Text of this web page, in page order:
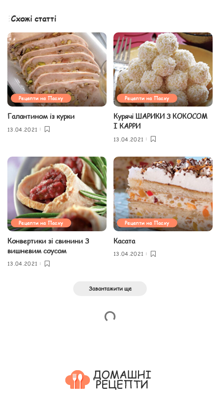
Схожі статті
Рецепти на Пасху
Галантином із курки
13.04.2021
Рецепти на Пасху
Курячі ШАРИКИ З КОКОСОМ
І КАРРИ
13.04.2021
Рецепти на Пасху
Конвертики зі свинини З
вишневим соусом
13.04.2021
Рецепти на Пасху
Касата
13.04.2021
Завантажити ще